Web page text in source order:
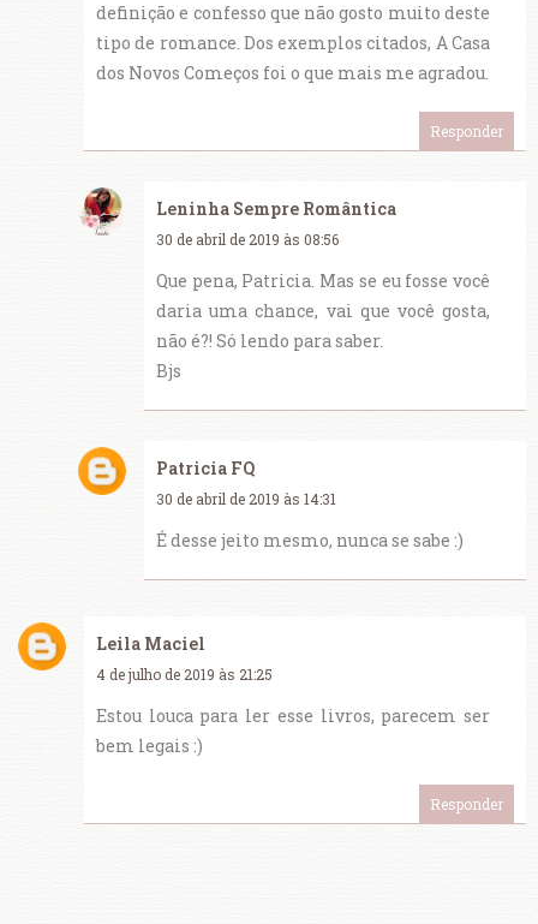
definição e confesso que não gosto muito deste
tipo de romance. Dos exemplos citados, A Casa
dos Novos Começos foi o que mais me agradou.
Responder
Leninha Sempre Romântica
30 de abril de 2019 às 08:56
Que pena, Patricia. Mas se eu fosse você
daria uma chance, vai que você gosta,
não é?! Só lendo para saber.
Bjs
Patricia FQ
30 de abril de 2019 às 14:31
É desse jeito mesmo, nunca se sabe :)
Leila Maciel
4 de julho de 2019 às 21:25
Estou louca para ler esse livros, parecem ser
bem legais :)
Responder